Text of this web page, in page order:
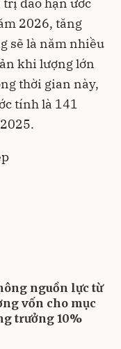
2026, tăng
sẽ là năm nhiều
khi lượng lớn
thời gian này,
tính là 141
nguồn lực từ
vốn cho mục
trưởng 10%